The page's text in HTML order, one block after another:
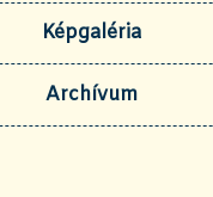
Képgaléria
Archívum